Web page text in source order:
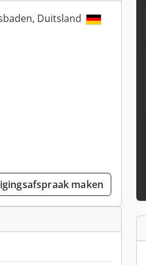
Duitsland
maken